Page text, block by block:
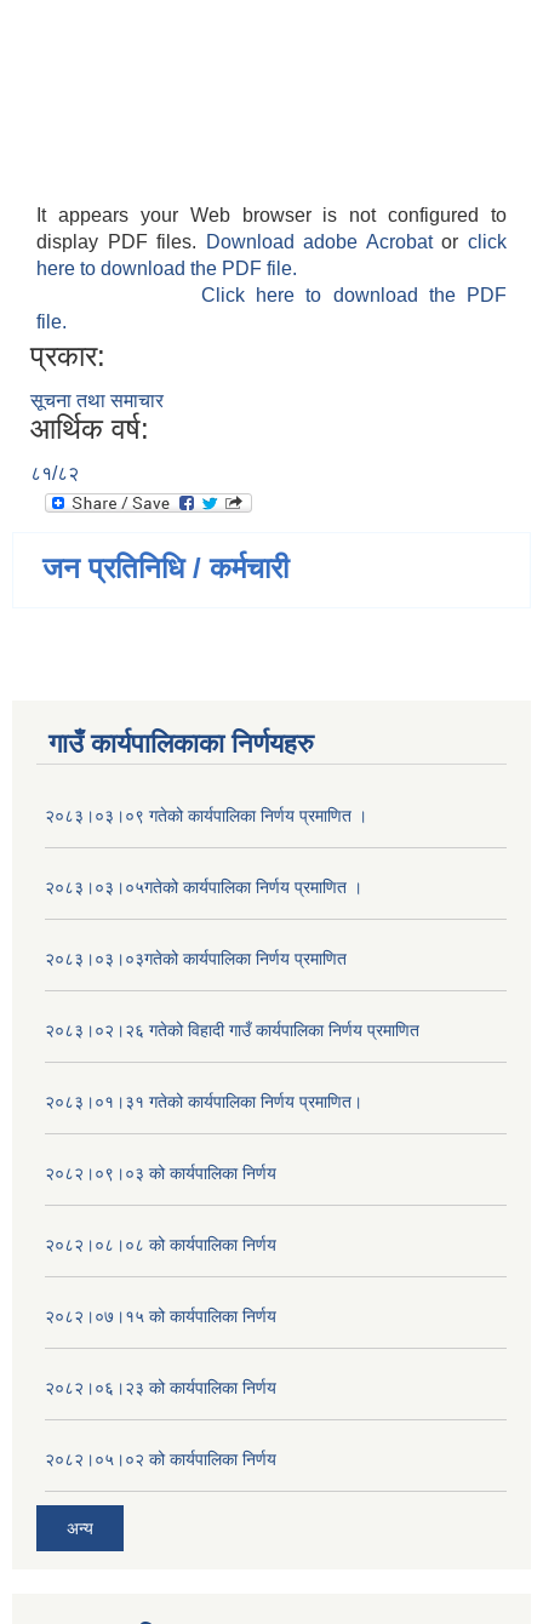
It appears your Web browser is not configured to
display PDF files.
Download adobe Acrobatorclick
here to download the PDF file.
Click here to download the PDF
file.
प्रकार:
सूचना तथा समाचार
आर्थिक वर्ष:
८१/८२
जन प्रतिनिधि / कर्मचारी
गाउँ कार्यपालिकाका निर्णयहरु
२०८३।०३।०९ गतेको कार्यपालिका निर्णय प्रमाणित ।
२०८३।०३।०५गतेको कार्यपालिका निर्णय प्रमाणित ।
२०८३।०३।०३गतेको कार्यपालिका निर्णय प्रमाणित
२०८३।०२।२६ गतेको विहादी गाउँ कार्यपालिका निर्णय प्रमाणित
२०८३।०१।३१ गतेको कार्यपालिका निर्णय प्रमाणित।
२०८२।०९।०३ को कार्यपालिका निर्णय
२०८२।०८।०८ को कार्यपालिका निर्णय
२०८२।०७।१५ को कार्यपालिका निर्णय
२०८२।०६।२३ को कार्यपालिका निर्णय
२०८२।०५।०२ को कार्यपालिका निर्णय
अन्य